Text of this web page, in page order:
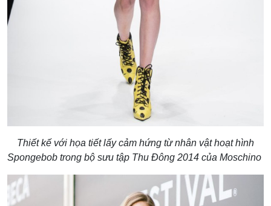
Thiết kế với họa tiết lấy cảm hứng từ nhân vật hoạt hình
Spongebob trong bộ sưu tập Thu Đông 2014 của Moschino